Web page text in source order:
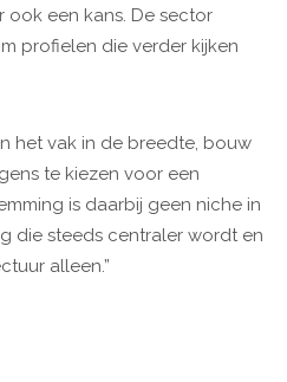
ook een kans. De sector
profielen die verder kijken
het vak in de breedte, bouw
te kiezen voor een
is daarbij geen niche in
die steeds centraler wordt en
alleen.”